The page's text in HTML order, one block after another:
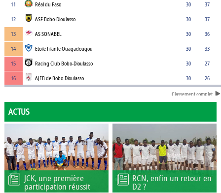
11
Réal du Faso 30
37
12
ASF Bobo-Dioulasso 30
37
13
AS SONABEL 30
36
14
Etoile Filante Ouagadougou 30
33
15
Racing Club Bobo-Dioulasso 30
27
16
AJEB de Bobo-Dioulasso 30 26
Classement complet
ACTUS
JCK, une première
participation réussit
RCN, enfin un retour en
D2 ?